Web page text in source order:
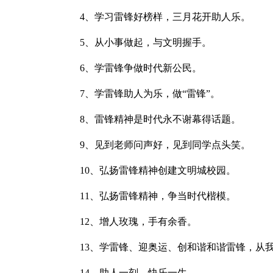
4、学习雷锋好榜样，三月花开助人乐。
5、从小事做起，与文明握手。
6、学雷锋争做时代新公民。
7、学雷锋助人为乐，做“雷锋”。
8、雷锋精神是时代永不谢幕得话题。
9、见到老师问声好，见到同学点头笑。
10、弘扬雷锋精神创建文明城校园。
11、弘扬雷锋精神，争当时代楷模。
12、增人玫瑰，手有余香。
13、学雷锋、迎奥运、创和谐和谐雷锋，从